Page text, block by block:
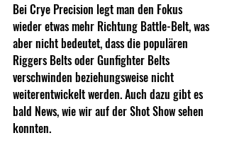
Bei Crye Precision legt man den Fokus
wieder etwas mehr Richtung Battle-Belt, was
aber nicht bedeutet, dass die populären
Riggers Belts oder Gunfighter Belts
verschwinden beziehungsweise nicht
weiterentwickelt werden. Auch dazu gibt es
bald News, wie wir auf der Shot Show sehen
konnten.